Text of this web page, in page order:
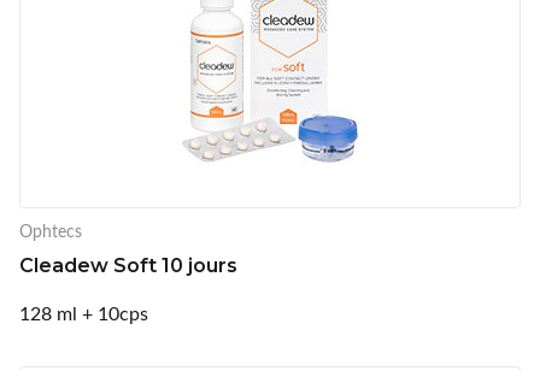
Ophtecs
Cleadew Soft 10 jours
128 ml + 10cps